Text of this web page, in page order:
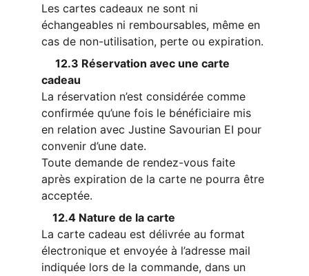
Les cartes cadeaux ne sont ni
échangeables ni remboursables, même en
cas de non-utilisation, perte ou expiration.
cadeau
La réservation n’est considérée comme
confirmée qu’une fois le bénéficiaire mis
en relation avec Justine Savourian EI pour
convenir d’une date.
Toute demande de rendez-vous faite
après expiration de la carte ne pourra être
acceptée.
    12.4 Nature de la carte
La carte cadeau est délivrée au format
électronique et envoyée à l’adresse mail
indiquée lors de la commande, dans un